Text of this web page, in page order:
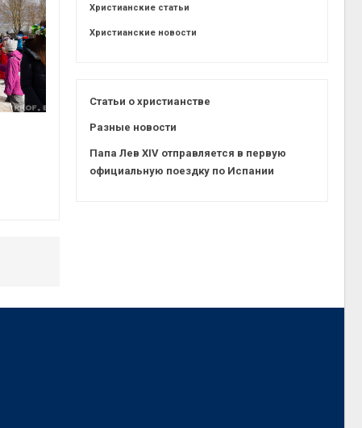
Христианские статьи
Христианские новости
Статьи о христианстве
Разные новости
Папа Лев XIV отправляется в первую
официальную поездку по Испании